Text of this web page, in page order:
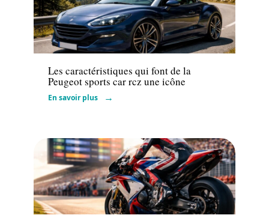
Voiture
Les caractéristiques qui font de la
Peugeot sports car rcz une icône
En savoir plus
Actu